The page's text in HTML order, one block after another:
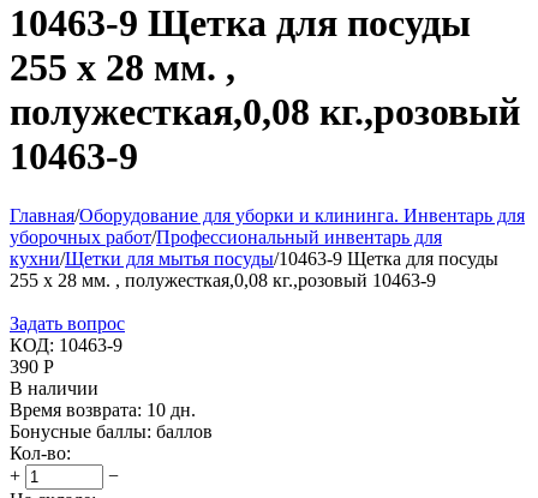
10463-9 Щетка для посуды
255 х 28 мм. ,
полужесткая,0,08 кг.,розовый
10463-9
Главная/Оборудование для уборки и клининга. Инвентарь для
уборочных работ/Профессиональный инвентарь для
кухни/Щетки для мытья посуды/10463-9 Щетка для посуды
255 х 28 мм. , полужесткая,0,08 кг.,розовый 10463-9
Задать вопрос
КОД: 10463-9
390 Р
В наличии
Время возврата: 10 дн.
Бонусные баллы: баллов
Кол-во:
+
−